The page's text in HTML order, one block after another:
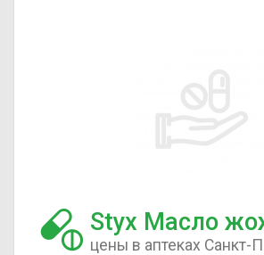
Styx Масло
цены в аптеках Санкт-